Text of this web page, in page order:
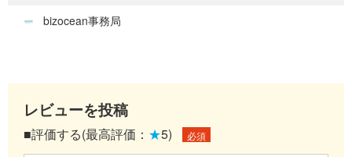
bizocean事務局
レビューを投稿
■評価する(最高評価： ★5) 必須